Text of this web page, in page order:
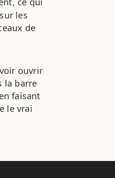
les
de
ouvrir
la barre
faisant
le vrai